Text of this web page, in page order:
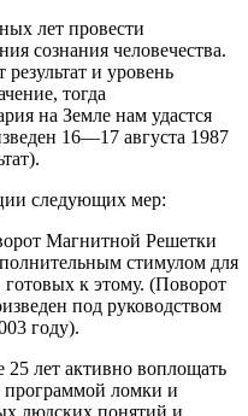
лет провести
сознания человечества.
и уровень
тогда
на Земле нам удастся
16—17 августа 1987
следующих мер:
Магнитной Решетки
стимулом для
готовых к этому. (Поворот
под руководством
году).
25 лет активно воплощать
ломки и